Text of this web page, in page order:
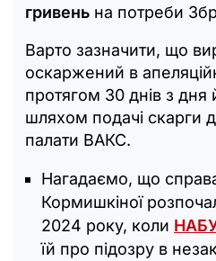
гривень на потреби
Варто зазначити, що
оскаржений в
протягом 30 днів з
шляхом подачі скарги
палати ВАКС.
Нагадаємо, що
Кормишкіної
2024 року, коли
їй про підозру в